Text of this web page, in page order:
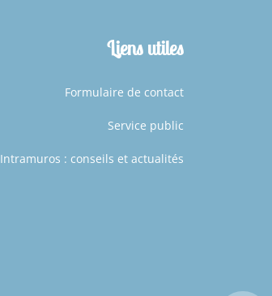
Liens utiles
Formulaire de contact
Service public
Intramuros : conseils et actualités